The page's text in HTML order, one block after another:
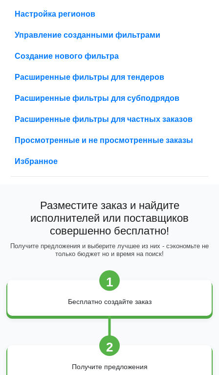
Настройка регионов
Управление созданными фильтрами
Создание нового фильтра
Расширенные фильтры для тендеров
Расширенные фильтры для субподрядов
Расширенные фильтры для частных заказов
Просмотренные и не просмотренные заказы
Избранное
Разместите заказ и найдите
исполнителей или поставщиков
совершенно бесплатно!
Получите предложения и выберите лучшее из них - сэкономьте не
только бюджет но и время на поиск!
1
Бесплатно создайте заказ
2
Получите предложения